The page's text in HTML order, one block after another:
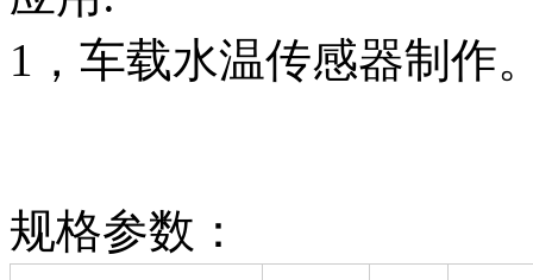
1，车载水温传感器制作
规格参数：